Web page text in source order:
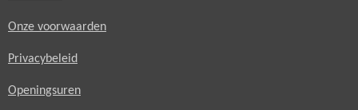
Onze voorwaarden
Privacybeleid
Openingsuren